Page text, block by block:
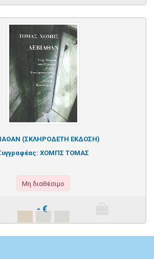
(ΣΚΛΗΡΟΔΕΤΗ ΕΚΔΟΣΗ)
ΧΟΜΠΣ ΤΟΜΑΣ
Μη διαθέσιμο
- €